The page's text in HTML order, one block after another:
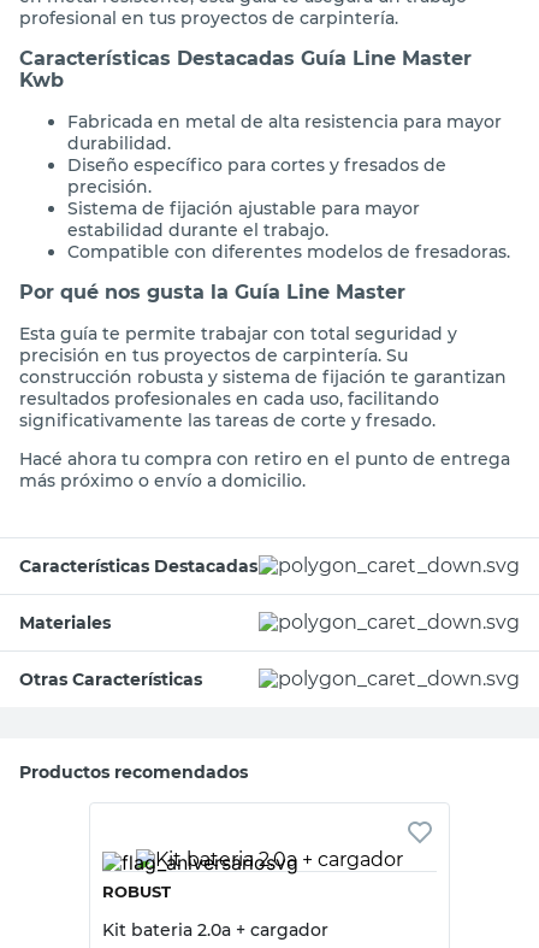
profesional en tus proyectos de carpintería.
Características Destacadas Guía Line Master
Kwb
Fabricada en metal de alta resistencia para mayor
durabilidad.
Diseño específico para cortes y fresados de
precisión.
Sistema de fijación ajustable para mayor
estabilidad durante el trabajo.
Compatible con diferentes modelos de fresadoras.
Por qué nos gusta la Guía Line Master
Esta guía te permite trabajar con total seguridad y
precisión en tus proyectos de carpintería. Su
construcción robusta y sistema de fijación te garantizan
resultados profesionales en cada uso, facilitando
significativamente las tareas de corte y fresado.
Hacé ahora tu compra con retiro en el punto de entrega
más próximo o envío a domicilio.
Características Destacadas
Materiales
Otras Características
Productos recomendados